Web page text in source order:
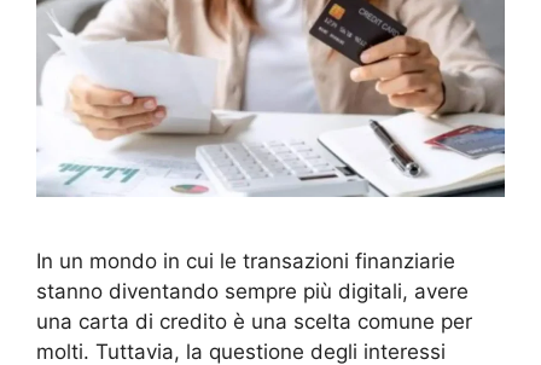
In un mondo in cui le transazioni finanziarie
stanno diventando sempre più digitali, avere
una carta di credito è una scelta comune per
molti. Tuttavia, la questione degli interessi